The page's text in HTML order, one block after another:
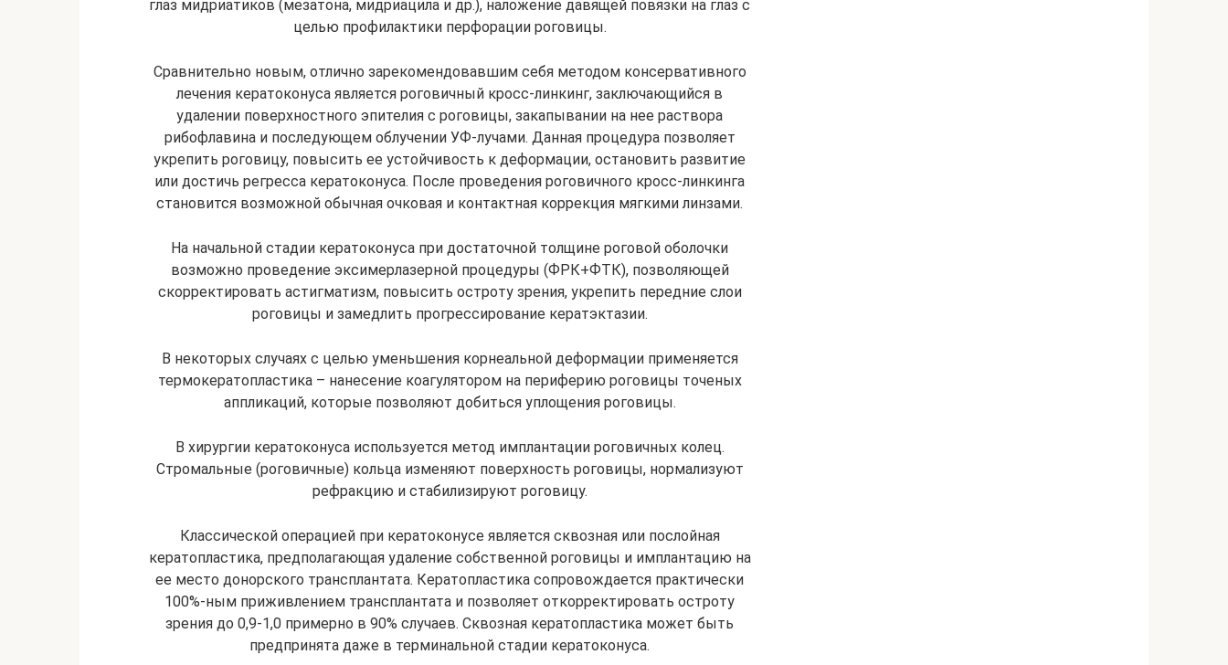
глаз мидриатиков (мезатона, мидриацила и др.), наложение давящей повязки на глаз с
целью профилактики перфорации роговицы.
Сравнительно новым, отлично зарекомендовавшим себя методом консервативного
лечения кератоконуса является роговичный кросс-линкинг, заключающийся в
удалении поверхностного эпителия с роговицы, закапывании на нее раствора
рибофлавина и последующем облучении УФ-лучами. Данная процедура позволяет
укрепить роговицу, повысить ее устойчивость к деформации, остановить развитие
или достичь регресса кератоконуса. После проведения роговичного кросс-линкинга
становится возможной обычная очковая и контактная коррекция мягкими линзами.
На начальной стадии кератоконуса при достаточной толщине роговой оболочки
возможно проведение эксимерлазерной процедуры (ФРК+ФТК), позволяющей
скорректировать астигматизм, повысить остроту зрения, укрепить передние слои
роговицы и замедлить прогрессирование кератэктазии.
В некоторых случаях с целью уменьшения корнеальной деформации применяется
термокератопластика – нанесение коагулятором на периферию роговицы точеных
аппликаций, которые позволяют добиться уплощения роговицы.
В хирургии кератоконуса используется метод имплантации роговичных колец.
Стромальные (роговичные) кольца изменяют поверхность роговицы, нормализуют
рефракцию и стабилизируют роговицу.
Классической операцией при кератоконусе является сквозная или послойная
кератопластика, предполагающая удаление собственной роговицы и имплантацию на
ее место донорского трансплантата. Кератопластика сопровождается практически
100%-ным приживлением трансплантата и позволяет откорректировать остроту
зрения до 0,9-1,0 примерно в 90% случаев. Сквозная кератопластика может быть
предпринята даже в терминальной стадии кератоконуса.